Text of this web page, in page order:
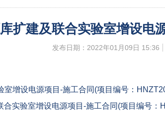
扩建及联合实验室增设电
发布日期：2022年01月09日 15:36
增设电源项目-施工合同(项目编号：
实验室增设电源项目-施工合同(项目编号：